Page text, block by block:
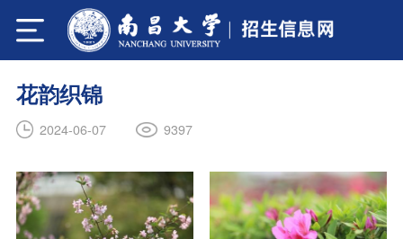
花韵织锦
2024-06-07 9397